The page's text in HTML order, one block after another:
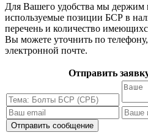
Для Вашего удобства мы держим
используемые позиции БСР в
перечень и количество
Вы можете уточнить по
электронной почте.
Отправить